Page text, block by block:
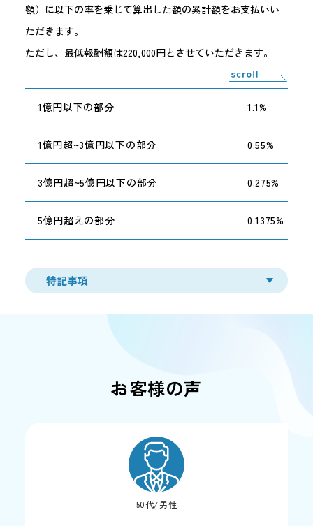
額）に以下の率を乗じて算出した額の累計額をお支払いい
ただきます。
ただし、最低報酬額は220,000円とさせていただきます。
1億円以下の部分 1.1%
1億円超~3億円以下の部分 0.55%
3億円超~5億円以下の部分 0.275%
5億円超えの部分 0.1375%
特記事項
お客様の声
50代/男性